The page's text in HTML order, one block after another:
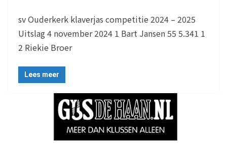
sv Ouderkerk klaverjas competitie 2024 – 2025
Uitslag 4 november 2024 1 Bart Jansen 55 5.341 1
2 Riekie Broer
Lees meer